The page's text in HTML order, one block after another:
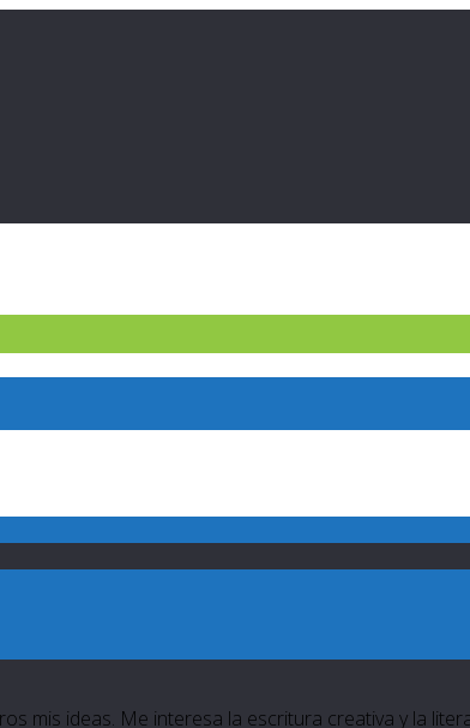
mis ideas. Me interesa la escritura creativa y la